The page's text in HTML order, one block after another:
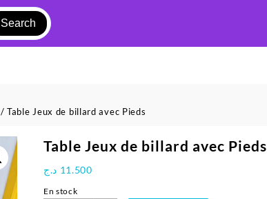
Search
/ Table Jeux de billard avec Pieds
Table Jeux de billard avec Pieds
11.500 د.ج
En stock